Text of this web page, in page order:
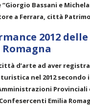
Bassani e
a Ferrara, città
2012
città d’arte ad aver
nel 2012 secondo
Provinciali
Emilia